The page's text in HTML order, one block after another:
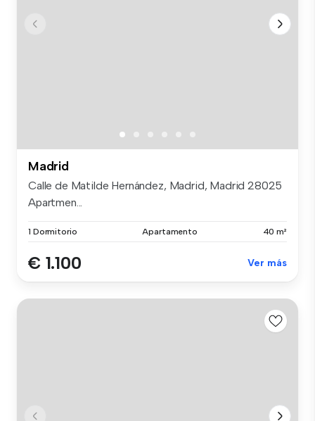
Madrid
Calle de Matilde Hernández, Madrid, Madrid 28025
Apartmen...
1 Dormitorio Apartamento 40 m²
€ 1.100 Ver más